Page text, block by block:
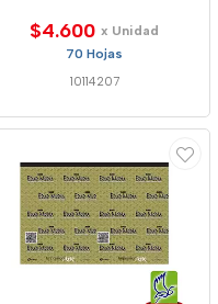
$4.600 x Unidad
70 Hojas
10114207